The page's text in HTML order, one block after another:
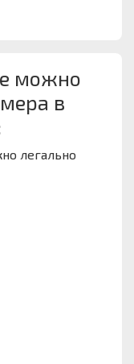
можно
в
легально